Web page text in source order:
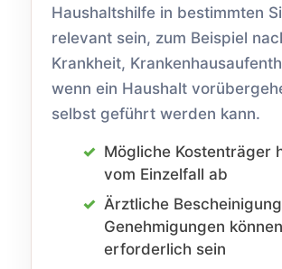
Haushaltshilfe in bestimmten
relevant sein, zum Beispiel
Krankheit,
wenn ein Haushalt
selbst geführt werden kann.
Mögliche Kostenträger
vom Einzelfall ab
Ärztliche
Genehmigungen können
erforderlich sein